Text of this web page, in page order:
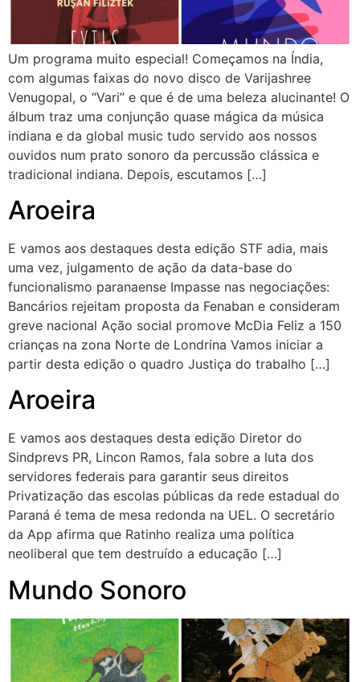
Um programa muito especial! Começamos na Índia,
com algumas faixas do novo disco de Varijashree
Venugopal, o “Vari” e que é de uma beleza alucinante! O
álbum traz uma conjunção quase mágica da música
indiana e da global music tudo servido aos nossos
ouvidos num prato sonoro da percussão clássica e
tradicional indiana. Depois, escutamos […]
Aroeira
E vamos aos destaques desta edição STF adia, mais
uma vez, julgamento de ação da data-base do
funcionalismo paranaense Impasse nas negociações:
Bancários rejeitam proposta da Fenaban e consideram
greve nacional Ação social promove McDia Feliz a 150
crianças na zona Norte de Londrina Vamos iniciar a
partir desta edição o quadro Justiça do trabalho […]
Aroeira
E vamos aos destaques desta edição Diretor do
Sindprevs PR, Lincon Ramos, fala sobre a luta dos
servidores federais para garantir seus direitos
Privatização das escolas públicas da rede estadual do
Paraná é tema de mesa redonda na UEL. O secretário
da App afirma que Ratinho realiza uma política
neoliberal que tem destruído a educação […]
Mundo Sonoro